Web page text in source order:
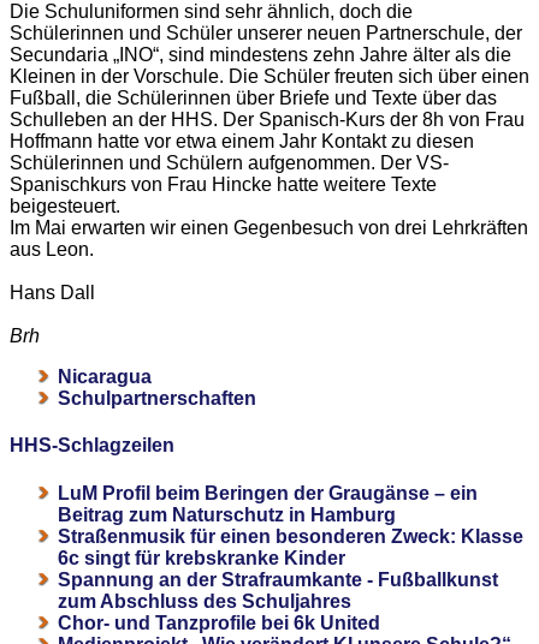
Die Schuluniformen sind sehr ähnlich, doch die
Schülerinnen und Schüler unserer neuen Partnerschule, der
Secundaria „INO“, sind mindestens zehn Jahre älter als die
Kleinen in der Vorschule. Die Schüler freuten sich über einen
Fußball, die Schülerinnen über Briefe und Texte über das
Schulleben an der HHS. Der Spanisch-Kurs der 8h von Frau
Hoffmann hatte vor etwa einem Jahr Kontakt zu diesen
Schülerinnen und Schülern aufgenommen. Der VS-
Spanischkurs von Frau Hincke hatte weitere Texte
beigesteuert.
Im Mai erwarten wir einen Gegenbesuch von drei Lehrkräften
aus Leon.
Hans Dall
Brh
Nicaragua
Schulpartnerschaften
HHS-Schlagzeilen
LuM Profil beim Beringen der Graugänse – ein
Beitrag zum Naturschutz in Hamburg
Straßenmusik für einen besonderen Zweck: Klasse
6c singt für krebskranke Kinder
Spannung an der Strafraumkante - Fußballkunst
zum Abschluss des Schuljahres
Chor- und Tanzprofile bei 6k United